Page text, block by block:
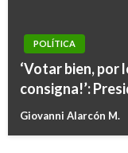
POLÍTICA
‘Votar bien, por
consigna!’:
Giovanni Alarcón M.
POLÍTICA
Llegan al país
internacionales